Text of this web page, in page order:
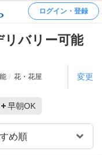
ログイン・登録
リバリー可能
花・花屋 変更
早朝OK